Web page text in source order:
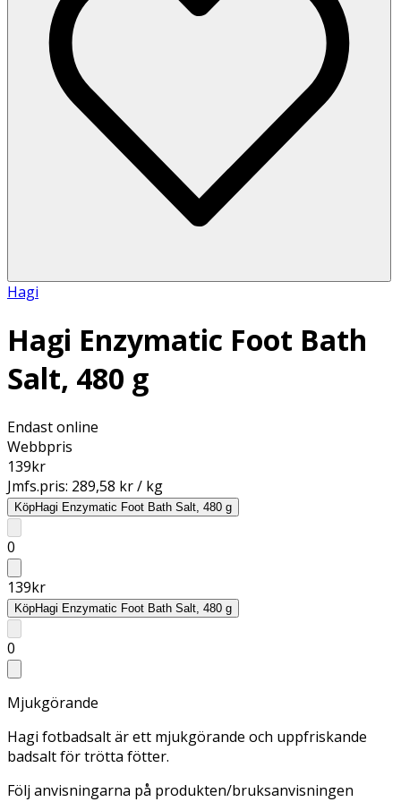
Hagi
Hagi Enzymatic Foot Bath
Salt, 480 g
Endast online
Webbpris
139kr
Jmfs.pris: 289,58 kr / kg
KöpHagi Enzymatic Foot Bath Salt, 480 g
0
139kr
KöpHagi Enzymatic Foot Bath Salt, 480 g
0
Mjukgörande
Hagi fotbadsalt är ett mjukgörande och uppfriskande
badsalt för trötta fötter.
Följ anvisningarna på produkten/bruksanvisningen